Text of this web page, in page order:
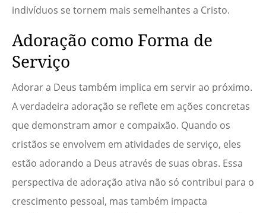
indivíduos se tornem mais semelhantes a Cristo.
Adoração como Forma de
Serviço
Adorar a Deus também implica em servir ao próximo.
A verdadeira adoração se reflete em ações concretas
que demonstram amor e compaixão. Quando os
cristãos se envolvem em atividades de serviço, eles
estão adorando a Deus através de suas obras. Essa
perspectiva de adoração ativa não só contribui para o
crescimento pessoal, mas também impacta